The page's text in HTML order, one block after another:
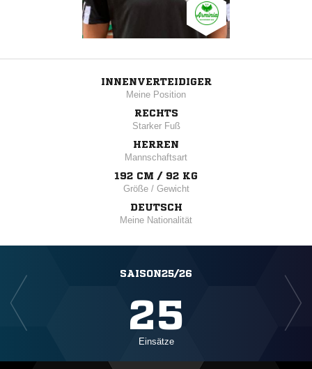
INNENVERTEIDIGER
Meine Position
RECHTS
Starker Fuß
HERREN
Mannschaftsart
192 CM / 92 KG
Größe / Gewicht
DEUTSCH
Meine Nationalität
SAISON25/26
25
Einsätze